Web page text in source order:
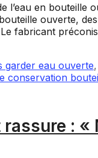
en bouteille
ouverte,
fabricant
garder eau ouverte,
conservation
: «